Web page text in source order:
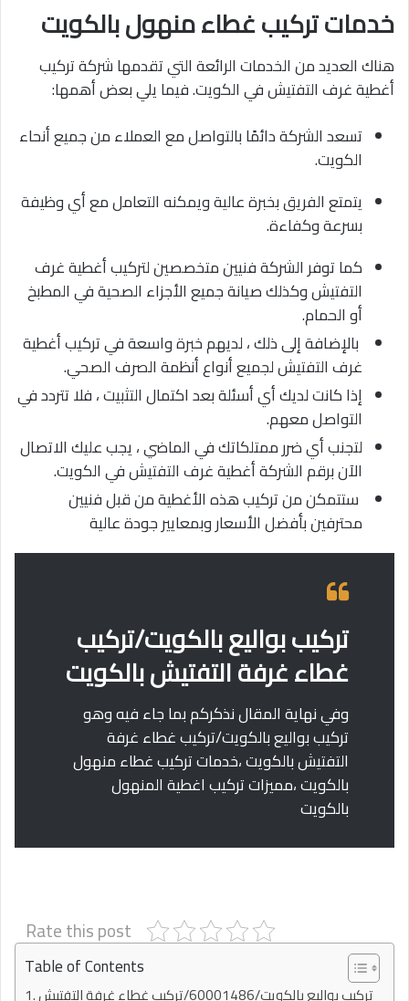
خدمات تركيب غطاء منهول بالكويت
هناك العديد من الخدمات الرائعة التي تقدمها شركة تركيب
أغطية غرف التفتيش في الكويت. فيما يلي بعض أهمها:
تسعد الشركة دائمًا بالتواصل مع العملاء من جميع أنحاء
الكويت.
يتمتع الفريق بخبرة عالية ويمكنه التعامل مع أي وظيفة
بسرعة وكفاءة.
كما توفر الشركة فنيين متخصصين لتركيب أغطية غرف
التفتيش وكذلك صيانة جميع الأجزاء الصحية في المطبخ
أو الحمام.
بالإضافة إلى ذلك ، لديهم خبرة واسعة في تركيب أغطية
غرف التفتيش لجميع أنواع أنظمة الصرف الصحي.
إذا كانت لديك أي أسئلة بعد اكتمال التثبيت ، فلا تتردد في
التواصل معهم.
لتجنب أي ضرر ممتلكاتك في الماضي ، يجب عليك الاتصال
الآن برقم الشركة أغطية غرف التفتيش في الكويت.
ستتمكن من تركيب هذه الأغطية من قبل فنيين
محترفين بأفضل الأسعار وبمعايير جودة عالية
تركيب بواليع بالكويت/تركيب
غطاء غرفة التفتيش بالكويت
وفي نهاية المقال نذكركم بما جاء فيه وهو
تركيب بواليع بالكويت/تركيب غطاء غرفة
التفتيش بالكويت ،خدمات تركيب غطاء منهول
بالكويت ،مميزات تركيب اغطية المنهول
بالكويت
Rate this post
Table of Contents
تركيب بواليع بالكويت/60001486/تركيب غطاء غرفة التفتيش